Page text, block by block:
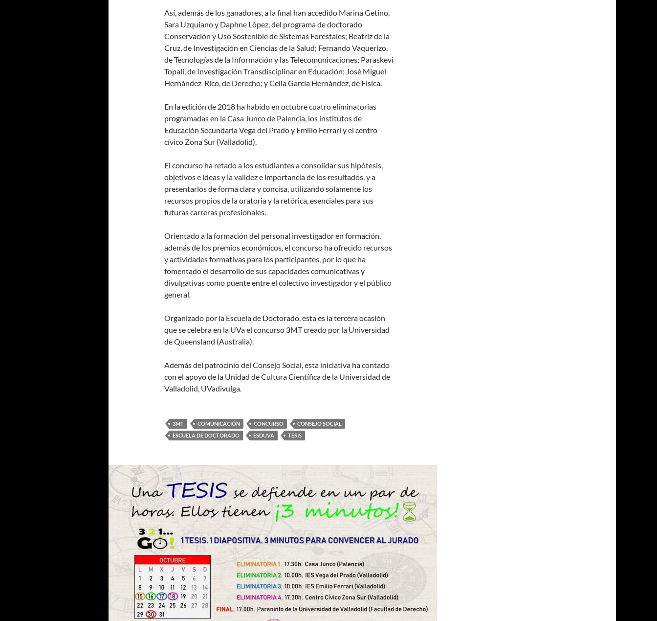
Así, además de los ganadores, a la final han accedido Marina Getino,
Sara Uzquiano y Daphne López, del programa de doctorado
Conservación y Uso Sostenible de Sistemas Forestales; Beatriz de la
Cruz, de Investigación en Ciencias de la Salud; Fernando Vaquerizo,
de Tecnologías de la Información y las Telecomunicaciones; Paraskevi
Topali, de Investigación Transdisciplinar en Educación; José Miguel
Hernández-Rico, de Derecho; y Celia García Hernández, de Física.
En la edición de 2018 ha habido en octubre cuatro eliminatorias
programadas en la Casa Junco de Palencia, los institutos de
Educación Secundaria Vega del Prado y Emilio Ferrari y el centro
cívico Zona Sur (Valladolid).
El concurso ha retado a los estudiantes a consolidar sus hipótesis,
objetivos e ideas y la validez e importancia de los resultados, y a
presentarlos de forma clara y concisa, utilizando solamente los
recursos propios de la oratoria y la retórica, esenciales para sus
futuras carreras profesionales.
Orientado a la formación del personal investigador en formación,
además de los premios económicos, el concurso ha ofrecido recursos
y actividades formativas para los participantes, por lo que ha
fomentado el desarrollo de sus capacidades comunicativas y
divulgativas como puente entre el colectivo investigador y el público
general.
Organizado por la Escuela de Doctorado, esta es la tercera ocasión
que se celebra en la UVa el concurso 3MT creado por la Universidad
de Queensland (Australia).
Además del patrocinio del Consejo Social, esta iniciativa ha contado
con el apoyo de la Unidad de Cultura Científica de la Universidad de
Valladolid, UVadivulga.
3MT COMUNICACIÓN CONCURSO
CONSEJO SOCIAL
ESCUELA DE DOCTORADO
ESDUVA TESIS